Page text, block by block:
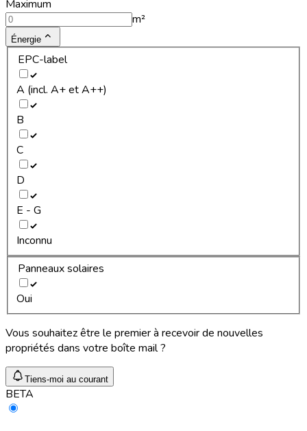
Maximum
m²
Énergie
EPC-label
A (incl. A+ et A++)
B
C
D
E - G
Inconnu
Panneaux solaires
Oui
Vous souhaitez être le premier à recevoir de nouvelles
propriétés dans votre boîte mail ?
Tiens-moi au courant
BETA